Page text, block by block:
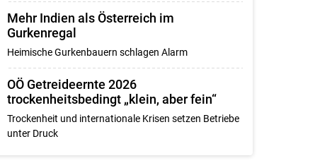
Mehr Indien als Österreich im
Gurkenregal
Heimische Gurkenbauern schlagen Alarm
OÖ Getreideernte 2026
trockenheitsbedingt „klein, aber fein“
Trockenheit und internationale Krisen setzen Betriebe
unter Druck